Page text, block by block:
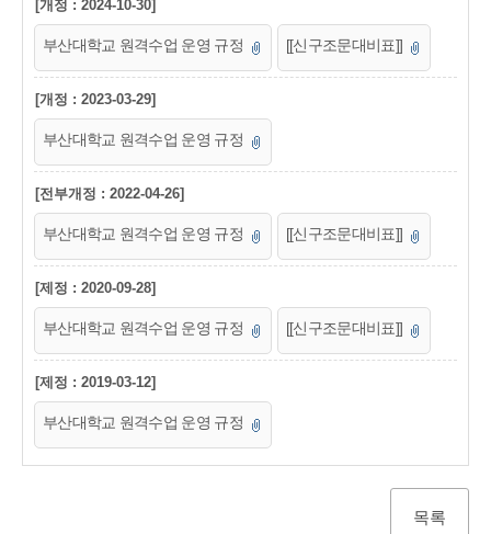
[개정 : 2024-10-30]
부산대학교 원격수업 운영 규정 [[신구조문대비표]]
[개정 : 2023-03-29]
부산대학교 원격수업 운영 규정
[전부개정 : 2022-04-26]
부산대학교 원격수업 운영 규정 [[신구조문대비표]]
[제정 : 2020-09-28]
부산대학교 원격수업 운영 규정 [[신구조문대비표]]
[제정 : 2019-03-12]
부산대학교 원격수업 운영 규정
목록